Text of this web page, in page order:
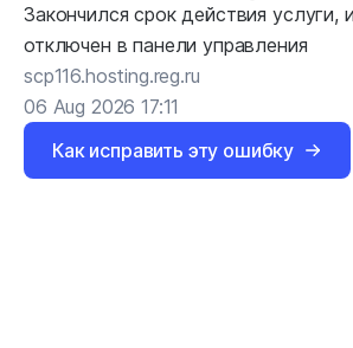
Закончился срок действия услуги,
отключен в панели управления
scp116.hosting.reg.ru
06 Aug 2026 17:11
Как исправить эту ошибку